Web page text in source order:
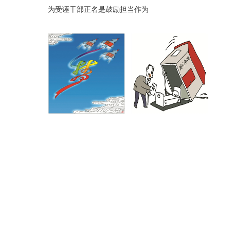
为受诬干部正名是鼓励担当作为